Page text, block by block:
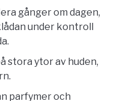
gånger om dagen,
under kontroll
stora ytor av huden,
parfymer och